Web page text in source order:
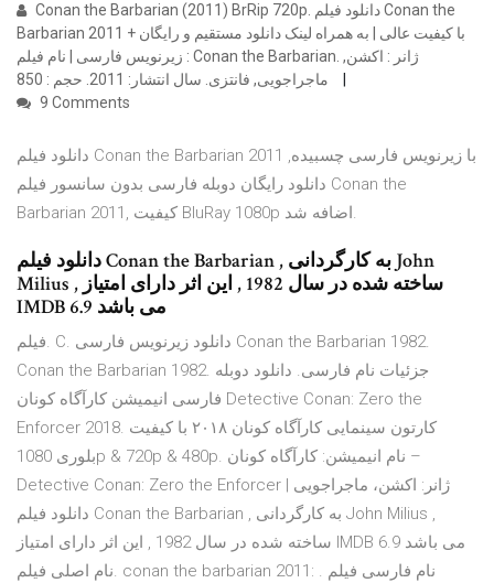
Conan the Barbarian (2011) BrRip 720p. دانلود فیلم Conan the
Barbarian 2011 با کیفیت عالی | به همراه لینک دانلود مستقیم و رایگان +
زیرنویس فارسی | نام فیلم : Conan the Barbarian. ژانر : اکشن,
9 Comments
دانلود فیلم Conan the Barbarian 2011 با زیرنویس فارسی چسبیده,
دانلود رایگان دوبله فارسی بدون سانسور فیلم Conan the
Barbarian 2011, کیفیت BluRay 1080p اضافه شد.
دانلود فیلم Conan the Barbarian , به کارگردانی John
Milius , ساخته شده در سال 1982 , این اثر دارای امتیاز
IMDB 6.9 می باشد
فیلم. C. دانلود زیرنویس فارسی Conan the Barbarian 1982.
Conan the Barbarian 1982. جزئيات نام فارسی. دانلود دوبله
فارسی انیمیشن کارآگاه کونان Detective Conan: Zero the
Enforcer 2018. کارتون سینمایی کارآگاه کونان ۲۰۱۸ با کیفیت
بلوری 1080p & 720p & 480p. نام انیمیشن: کارآگاه کونان –
Detective Conan: Zero the Enforcer | ژانر: اکشن، ماجراجویی
دانلود فیلم Conan the Barbarian , به کارگردانی John Milius ,
ساخته شده در سال 1982 , این اثر دارای امتیاز IMDB 6.9 می باشد
نام اصلی فیلم. conan the barbarian 2011: نام فارسی فیلم .